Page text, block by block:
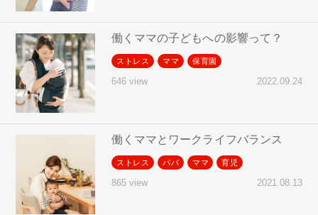
働くママの子どもへの影響って？
ストレス ママ 保育園
646 view 2022.09.24
働くママとワークライフバランス
ストレス パパ ママ 育児
865 view 2021.08.13